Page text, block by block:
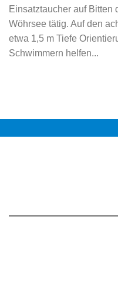
Einsatztaucher auf Bitten
Wöhrsee tätig. Auf den
etwa 1,5 m Tiefe
Schwimmern helfen...